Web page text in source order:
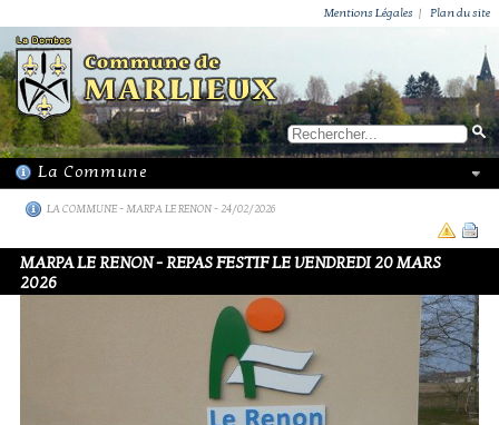
Mentions Légales | Plan du site
LA COMMUNE- MARPA LE RENON- 24/02/2026
MARPA LE RENON - REPAS FESTIF LE VENDREDI 20 MARS
2026